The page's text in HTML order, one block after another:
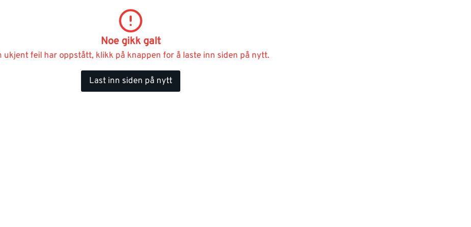
Noe gikk galt
ukjent feil har oppstått, klikk på knappen for å laste inn siden på nytt.
Last inn siden på nytt